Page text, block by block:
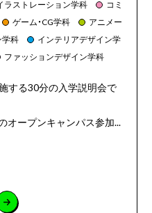
ラストレーション学科
コミ
ゲーム・CG学科
アニメー
科
インテリアデザイン学
ファッションデザイン学科
する30分の入学説明会で
オープンキャンパス参加...